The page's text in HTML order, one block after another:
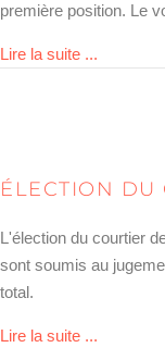
première position. Le
Lire la suite ...
ÉLECTION DU
L'élection du courtier
sont soumis au
total.
Lire la suite ...